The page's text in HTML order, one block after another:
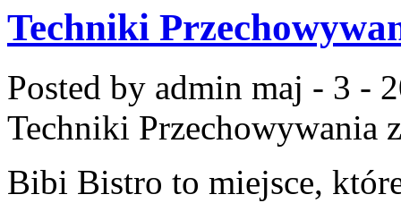
Techniki
Posted by admin maj - 3 -
Techniki Przechowywania
Bibi Bistro to miejsce,